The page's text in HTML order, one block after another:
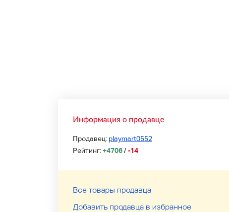
Информация о продавце
Продавец: playmart0552
Рейтинг:+4706/-14
Все товары продавца
Добавить продавца в избранное